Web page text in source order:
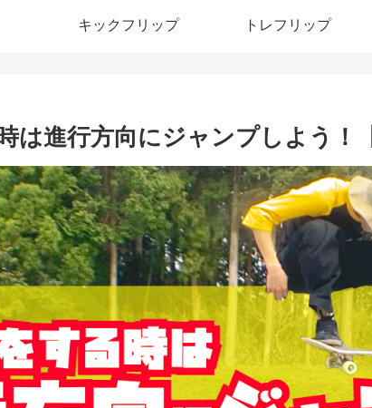
キックフリップ トレフリップ
は進行方向にジャンプしよう！